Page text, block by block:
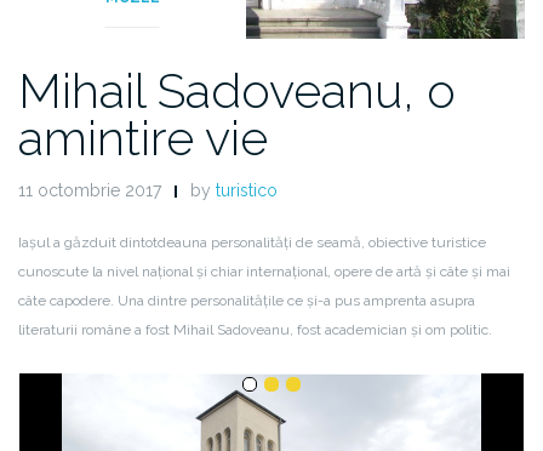
Mihail Sadoveanu, o
amintire vie
11 octombrie 2017 by turistico
Iașul a găzduit dintotdeauna personalități de seamă, obiective turistice
cunoscute la nivel național și chiar internațional, opere de artă și câte și mai
câte capodere. Una dintre personalitățile ce și-a pus amprenta asupra
literaturii române a fost Mihail Sadoveanu, fost academician și om politic.